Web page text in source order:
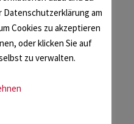
am
Cookies zu akzeptieren
oder klicken Sie auf
zu verwalten.